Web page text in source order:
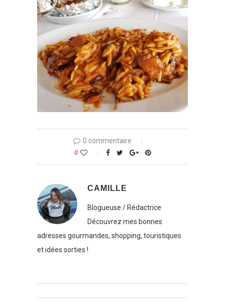
0 commentaire
0
CAMILLE
Blogueuse / Rédactrice
Découvrez mes bonnes
adresses gourmandes, shopping, touristiques
et idées sorties !